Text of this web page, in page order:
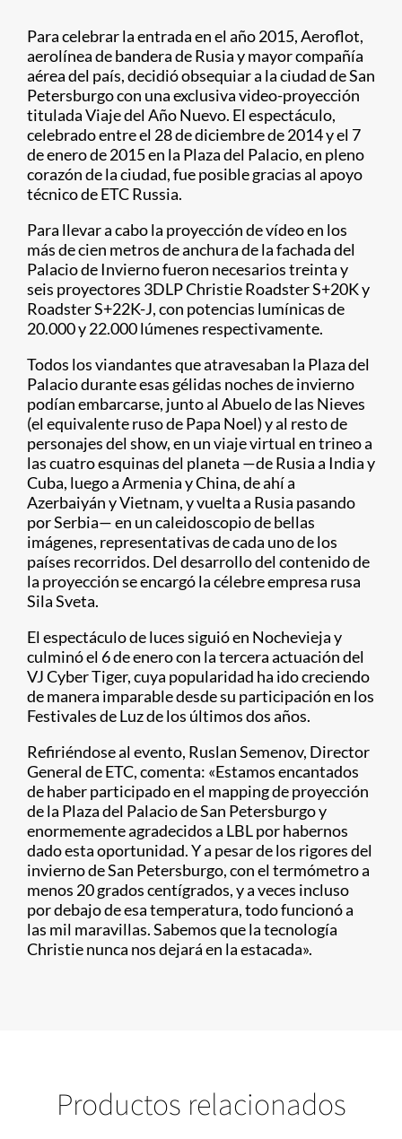
Para celebrar la entrada en el año 2015, Aeroflot,
aerolínea de bandera de Rusia y mayor compañía
aérea del país, decidió obsequiar a la ciudad de San
Petersburgo con una exclusiva video-proyección
titulada Viaje del Año Nuevo. El espectáculo,
celebrado entre el 28 de diciembre de 2014 y el 7
de enero de 2015 en la Plaza del Palacio, en pleno
corazón de la ciudad, fue posible gracias al apoyo
técnico de ETC Russia.
Para llevar a cabo la proyección de vídeo en los
más de cien metros de anchura de la fachada del
Palacio de Invierno fueron necesarios treinta y
seis proyectores 3DLP Christie Roadster S+20K y
Roadster S+22K-J, con potencias lumínicas de
20.000 y 22.000 lúmenes respectivamente.
Todos los viandantes que atravesaban la Plaza del
Palacio durante esas gélidas noches de invierno
podían embarcarse, junto al Abuelo de las Nieves
(el equivalente ruso de Papa Noel) y al resto de
personajes del show, en un viaje virtual en trineo a
las cuatro esquinas del planeta —de Rusia a India y
Cuba, luego a Armenia y China, de ahí a
Azerbaiyán y Vietnam, y vuelta a Rusia pasando
por Serbia— en un caleidoscopio de bellas
imágenes, representativas de cada uno de los
países recorridos. Del desarrollo del contenido de
la proyección se encargó la célebre empresa rusa
Sila Sveta.
El espectáculo de luces siguió en Nochevieja y
culminó el 6 de enero con la tercera actuación del
VJ Cyber Tiger, cuya popularidad ha ido creciendo
de manera imparable desde su participación en los
Festivales de Luz de los últimos dos años.
Refiriéndose al evento, Ruslan Semenov, Director
General de ETC, comenta: «Estamos encantados
de haber participado en el mapping de proyección
de la Plaza del Palacio de San Petersburgo y
enormemente agradecidos a LBL por habernos
dado esta oportunidad. Y a pesar de los rigores del
invierno de San Petersburgo, con el termómetro a
menos 20 grados centígrados, y a veces incluso
por debajo de esa temperatura, todo funcionó a
las mil maravillas. Sabemos que la tecnología
Christie nunca nos dejará en la estacada».
Productos relacionados